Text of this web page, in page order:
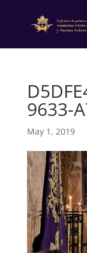
9633-
May 1, 2019